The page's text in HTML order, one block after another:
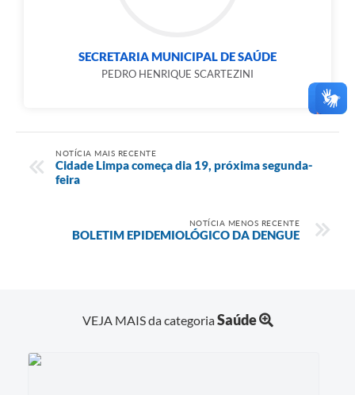
SECRETARIA MUNICIPAL DE SAÚDE
PEDRO HENRIQUE SCARTEZINI
NOTÍCIA MAIS RECENTE
Cidade Limpa começa dia 19, próxima segunda-
feira
NOTÍCIA MENOS RECENTE
BOLETIM EPIDEMIOLÓGICO DA DENGUE
VEJA MAIS da categoriaSaúde